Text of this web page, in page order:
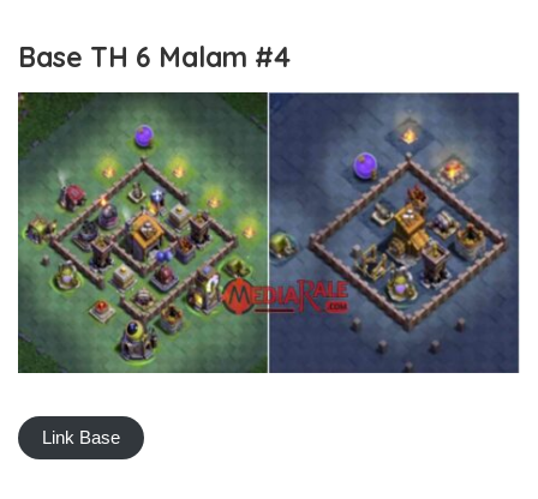
Base TH 6 Malam #4
Link Base